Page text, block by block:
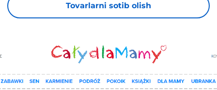
Tovarlarni sotib olish